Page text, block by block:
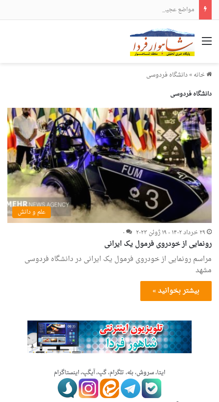
مواضع عجیب و دور از انتظار علی لاریجانی
منو
خانه»دانشگاه فردوسی
دانشگاه فردوسی
علم و دانش
۲۹ خرداد ۱۴۰۲ - ۱۹ ژوئن ۲۰۲۳
۰
رونمایی از خودروی فرمول یک ایرانی
مراسم رونمایی از خودروی فرمول یک ایرانی در دانشگاه فردوسی
مشهد
بیشتر بخوانید »
ایتا، سروش، بله، تلگرام، گپ، آیگپ، اینستاگرام